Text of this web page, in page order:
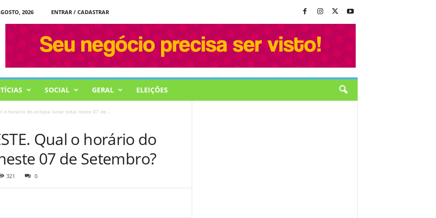
2026
ENTRAR / CADASTRAR
SOCIAL GERAL ELEIÇÕES
o horário do eclipse lunar total neste 07 de...
Qual o horário do
07 de Setembro?
321 0